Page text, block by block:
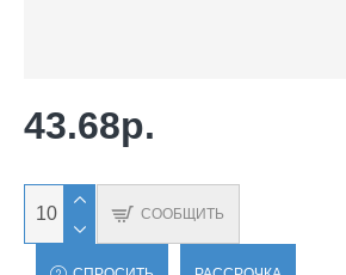
43.68р.
СООБЩИТЬ